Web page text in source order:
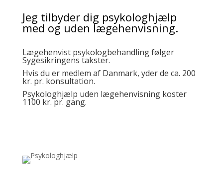
Jeg tilbyder dig psykologhjælp
med og uden lægehenvisning.
Lægehenvist psykologbehandling følger
Sygesikringens takster.
Hvis du er medlem af Danmark, yder de ca. 200
kr. pr. konsultation.
Psykologhjælp uden lægehenvisning koster
1100 kr. pr. gang.